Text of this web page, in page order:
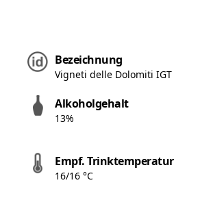
Bezeichnung
Vigneti delle Dolomiti IGT
Alkoholgehalt
13%
Empf. Trinktemperatur
16/16 °C